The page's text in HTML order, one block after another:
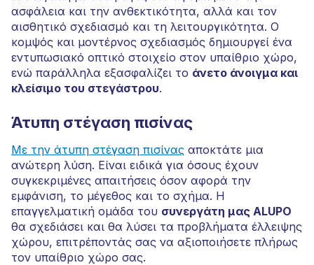
ασφάλεια και την ανθεκτικότητα, αλλά και τον
αισθητικό σχεδιασμό και τη λειτουργικότητα. Ο
κομψός και μοντέρνος σχεδιασμός δημιουργεί ένα
εντυπωσιακό οπτικό στοιχείο στον υπαίθριο χώρο,
ενώ παράλληλα εξασφαλίζει το άνετο άνοιγμα και
κλείσιμο του στεγάστρου.
Άτυπη στέγαση πισίνας
Με την άτυπη στέγαση πισίνας αποκτάτε μια
ανώτερη λύση. Είναι ειδικά για όσους έχουν
συγκεκριμένες απαιτήσεις όσον αφορά την
εμφάνιση, το μέγεθος και το σχήμα. Η
επαγγελματική ομάδα του συνεργάτη μας ALUPO
θα σχεδιάσει και θα λύσει τα προβλήματα έλλειψης
χώρου, επιτρέποντάς σας να αξιοποιήσετε πλήρως
τον υπαίθριο χώρο σας.